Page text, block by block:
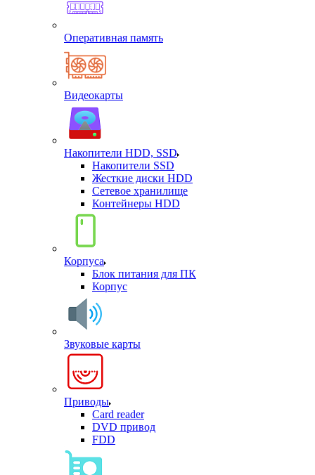
Оперативная память
Видеокарты
Накопители HDD, SSD
Накопители SSD
Жесткие диски HDD
Сетевое хранилище
Контейнеры HDD
Корпуса
Блок питания для ПК
Корпус
Звуковые карты
Приводы
Card reader
DVD привод
FDD